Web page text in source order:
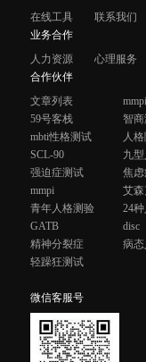
在线工具
联系我们
业务合作
人力资源
心理服务
合作伙伴
文章列表
mmpi
59号客栈
智
mbti性格测试
人
SCL-90
九
强迫症测试
焦
mmpi
艾森
青年人格测验
24
GATB
disc
精神分裂症
病
轻躁狂测试
微信客服号